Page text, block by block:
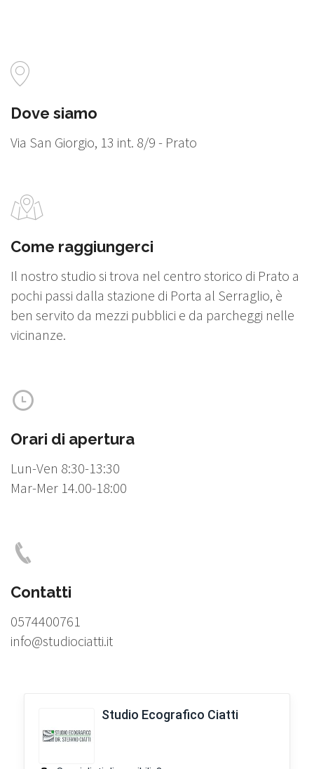
Dove siamo
Via San Giorgio, 13 int. 8/9 - Prato
Come raggiungerci
Il nostro studio si trova nel centro storico di Prato a
pochi passi dalla stazione di Porta al Serraglio, è
ben servito da mezzi pubblici e da parcheggi nelle
vicinanze.
Orari di apertura
Lun-Ven 8:30-13:30
Mar-Mer 14.00-18:00
Contatti
0574400761
info@studiociatti.it